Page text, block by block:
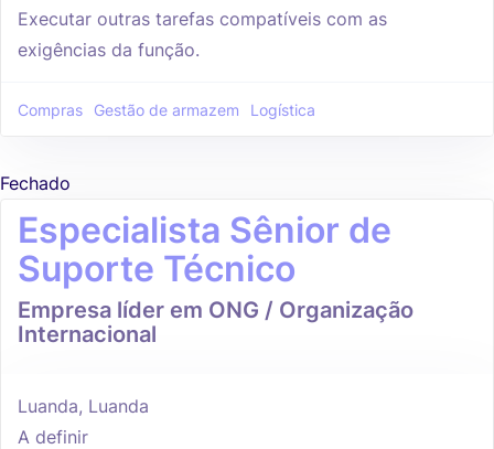
Executar outras tarefas compatíveis com as
exigências da função.
Compras Gestão de armazem Logística
Fechado
Especialista Sênior de
Suporte Técnico
Empresa líder em ONG / Organização
Internacional
Luanda, Luanda
A definir